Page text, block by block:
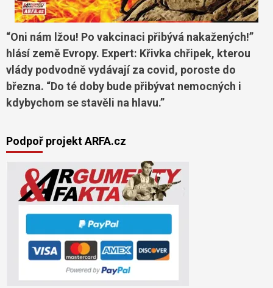
“Oni nám lžou! Po vakcinaci přibývá nakažených!”
hlásí země Evropy. Expert: Křivka chřipek, kterou
vlády podvodně vydávají za covid, poroste do
března. “Do té doby bude přibývat nemocných i
kdybychom se stavěli na hlavu.”
Podpoř projekt ARFA.cz